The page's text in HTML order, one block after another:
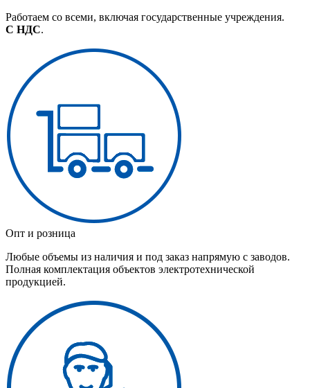
Работаем со всеми, включая государственные учреждения.
С НДС.
Опт и розница
Любые объемы из наличия и под заказ напрямую с заводов.
Полная комплектация объектов электротехнической
продукцией.